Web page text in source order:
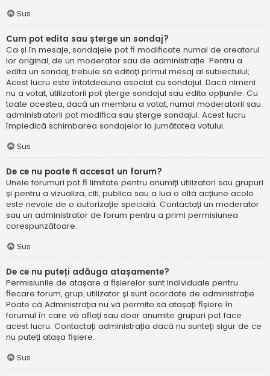
Sus
Cum pot edita sau șterge un sondaj?
Ca și în mesaje, sondajele pot fi modificate numai de creatorul
lor original, de un moderator sau de administrație. Pentru a
edita un sondaj, trebuie să editați primul mesaj al subiectului;
Acest lucru este întotdeauna asociat cu sondajul. Dacă nimeni
nu a votat, utilizatorii pot șterge sondajul sau edita opțiunile. Cu
toate acestea, dacă un membru a votat, numai moderatorii sau
administratorii pot modifica sau șterge sondajul. Acest lucru
împiedică schimbarea sondajelor la jumătatea votului.
Sus
De ce nu poate fi accesat un forum?
Unele forumuri pot fi limitate pentru anumiți utilizatori sau grupuri
și pentru a vizualiza, citi, publica sau a lua o altă acțiune acolo
este nevoie de o autorizație specială. Contactați un moderator
sau un administrator de forum pentru a primi permisiunea
corespunzătoare.
Sus
De ce nu puteți adăuga atașamente?
Permisiunile de atașare a fișierelor sunt individuale pentru
fiecare forum, grup, utilizator și sunt acordate de administrație.
Poate că Administrația nu vă permite să atașați fișiere în
forumul în care vă aflați sau doar anumite grupuri pot face
acest lucru. Contactați administrația dacă nu sunteți sigur de ce
nu puteți atașa fișiere.
Sus